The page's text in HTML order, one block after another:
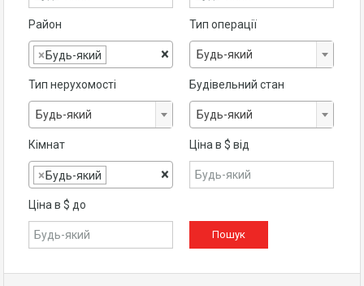
Район
×
× Будь-який
Тип операції
Будь-який
Тип нерухомості
Будь-який
Будівельний стан
Будь-який
Кімнат
×
× Будь-який
Ціна в $ від
Ціна в $ до